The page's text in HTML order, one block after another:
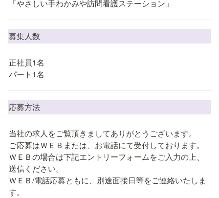
「やさしい手わかみや訪問看護ステーション」
募集人数
正社員1名
パート1名
応募方法
当社の求人をご覧頂きましてありがとうございます。
ご応募はＷＥＢまたは、お電話にて受付しております。
ＷＥＢの場合は下記エントリーフォームをご入力の上、
送信ください。
ＷＥＢ/電話応募ともに、別途面接日等をご連絡いたしま
す。